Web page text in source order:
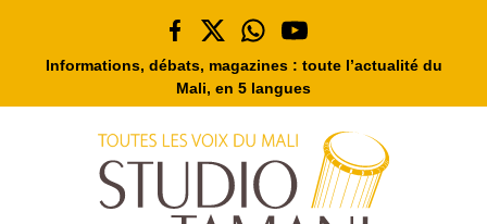
Informations, débats, magazines : toute l’actualité du
Mali, en 5 langues